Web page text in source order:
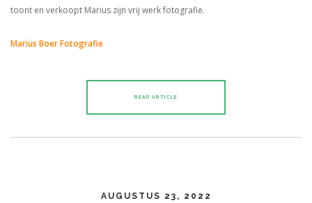
toont en verkoopt Marius zijn vrij werk fotografie.
Marius Boer Fotografie
READ ARTICLE
AUGUSTUS 23, 2022